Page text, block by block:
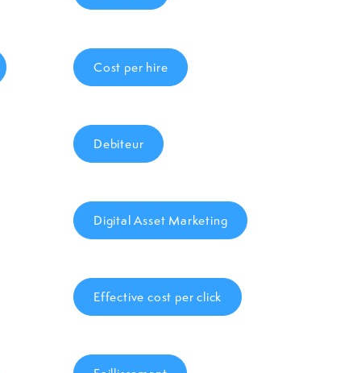
Cost per hire
Debiteur
Digital Asset Marketing
Effective cost per click